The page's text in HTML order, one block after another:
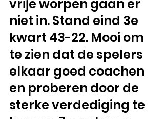
vrije worpen gaan er
niet in. Stand eind 3e
kwart 43-22. Mooi om
te zien dat de spelers
elkaar goed coachen
en proberen door de
sterke verdediging te